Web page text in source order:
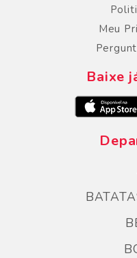
Meu
Baixe